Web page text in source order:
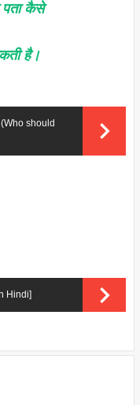
पता कैसे
है।
(Who should
Hindi]